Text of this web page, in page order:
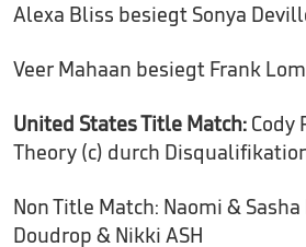
Alexa Bliss besiegt Sonya
Veer Mahaan besiegt Frank
United States Title Match: Cody
Theory (c) durch
Non Title Match: Naomi &
Doudrop & Nikki ASH